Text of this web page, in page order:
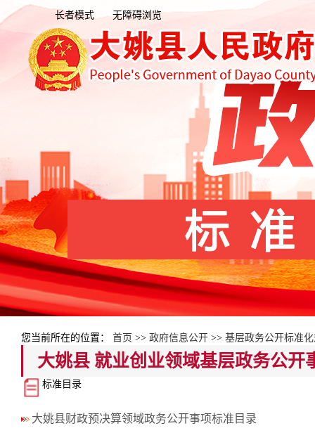
无障碍浏览
长者模式
您当前所在的位置： 首页 >> 政府信息公开 >> 基层政务公开标准
大姚县 就业创业领域基层政务公开
标准目录
大姚县财政预决算领域政务公开事项标准目录